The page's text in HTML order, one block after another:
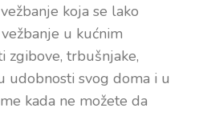
koja se lako
u kućnim
zgibove, trbušnjake,
udobnosti svog doma i u
kada ne možete da